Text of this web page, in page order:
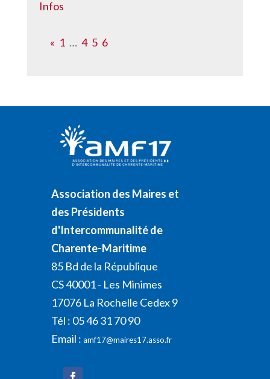
Infos
« 1 … 4 5 6
Association des Maires et
des Présidents
d'Intercommunalité de
Charente-Maritime
85 Bd de la République
CS 40001 - Les Minimes
17076 La Rochelle Cedex 9
Tél : 05 46 31 70 90
Email : amf17@maires17.asso.fr